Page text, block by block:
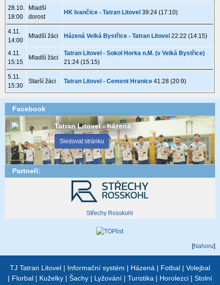
28.10.
18:00
Mladší
dorost
HK Ivančice - Tatran Litovel 39:24 (17:10)
4.11.
14:00
Mladší žáci Házená Velká Bystřice - Tatran Litovel 22:22 (14:15)
4.11.
15:15
Mladší žáci
Tatran Litovel - Sokol Horka n.M. (v Velká Bystřice)
21:24 (15:15)
5.11.
15:30
Starší žáci Tatran Litovel - Cement Hranice 41:28 (20:9)
Facebook
Tatran Litovel - házená
Sledovat stránku
Partneři:
Střechy Rosskohl
[Nahoru]
TJ Tatran Litovel | Informační systém | Házená | Fotbal | Volejbal
| Florbal | Kuželky | Šachy | Lyžování | Turistika | Horolezci | Stolní